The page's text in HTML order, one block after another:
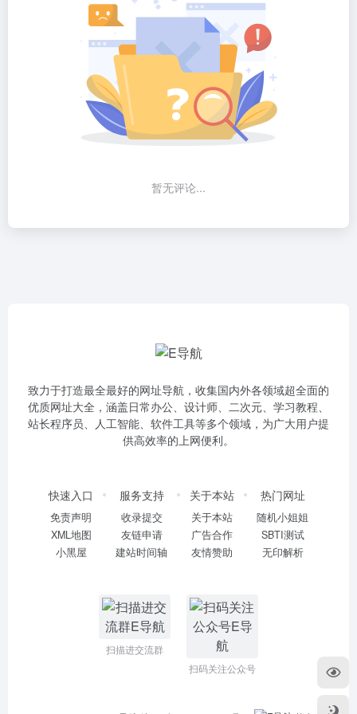
暂无评论...
致力于打造最全最好的网址导航，收集国内外各领域超全面的
优质网址大全，涵盖日常办公、设计师、二次元、学习教程、
站长程序员、人工智能、软件工具等多个领域，为广大用户提
供高效率的上网便利。
快速入口
免责声明
XML地图
小黑屋
服务支持
收录提交
友链申请
建站时间轴
关于本站
关于本站
广告合作
友情赞助
热门网址
随机小姐姐
SBTI测试
无印解析
扫描进交流群
扫码关注公众号